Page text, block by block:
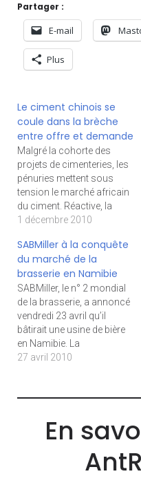
Partager :
E-mail
Plus
Le ciment chinois se
coule dans la brèche
entre offre et demande
Malgré la cohorte des
projets de cimenteries, les
pénuries mettent sous
tension le marché africain
du ciment. Réactive, la
Chine s’insère sur un
concurrentiel.
1 décembre 2010
SABMiller à la conquête
du marché de la
brasserie en Namibie
SABMiller, le n° 2 mondial
de la brasserie, a annoncé
vendredi 23 avril qu’il
bâtirait une usine de bière
en Namibie. La
construction de l’usine est
Okahandja, à 70 km au
capitale. Lire la suite
27 avril 2010
En